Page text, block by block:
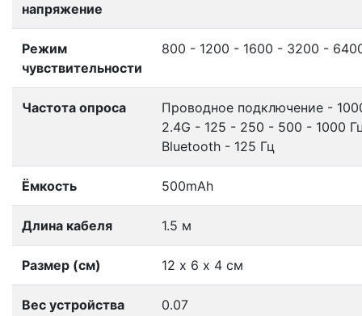
напряжение
Режим
чувствительности
800 - 1200 - 1600 - 3200 -
Частота опроса
Проводное подключение -
2.4G - 125 - 250 - 500 - 1000
Bluetooth - 125 Гц
Ёмкость 500mAh
Длина кабеля 1.5 м
Размер (см) 12 х 6 х 4 см
Вес устройства 0.07